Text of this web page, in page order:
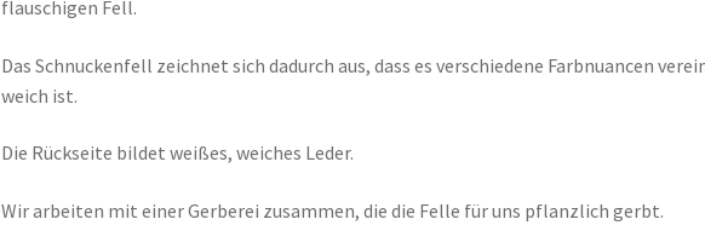
flauschigen Fell.
Das Schnuckenfell zeichnet sich dadurch aus, dass es verschiedene Farbnuancen
weich ist.
Die Rückseite bildet weißes, weiches Leder.
Wir arbeiten mit einer Gerberei zusammen, die die Felle für uns pflanzlich gerbt.